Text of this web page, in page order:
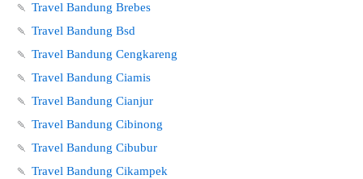
🍡 Travel Bandung Brebes
🍡 Travel Bandung Bsd
🍡 Travel Bandung Cengkareng
🍡 Travel Bandung Ciamis
🍡 Travel Bandung Cianjur
🍡 Travel Bandung Cibinong
🍡 Travel Bandung Cibubur
🍡 Travel Bandung Cikampek